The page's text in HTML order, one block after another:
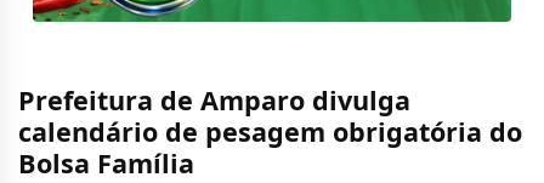
Prefeitura de Amparo divulga
calendário de pesagem obrigatória do
Bolsa Família